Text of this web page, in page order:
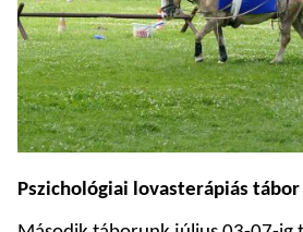
Pszichológiai lovasterápiás